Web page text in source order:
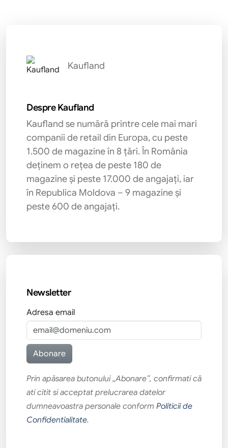
Kaufland
Despre Kaufland
Kaufland se numără printre cele mai mari
companii de retail din Europa, cu peste
1.500 de magazine în 8 țări. În România
deținem o rețea de peste 180 de
magazine și peste 17.000 de angajați, iar
în Republica Moldova – 9 magazine și
peste 600 de angajați.
Newsletter
Adresa email
Prin apăsarea butonului „Abonare”, confirmati că
ati citit si acceptat prelucrarea datelor
dumneavoastra personale conform Politicii de
Confidentialitate.